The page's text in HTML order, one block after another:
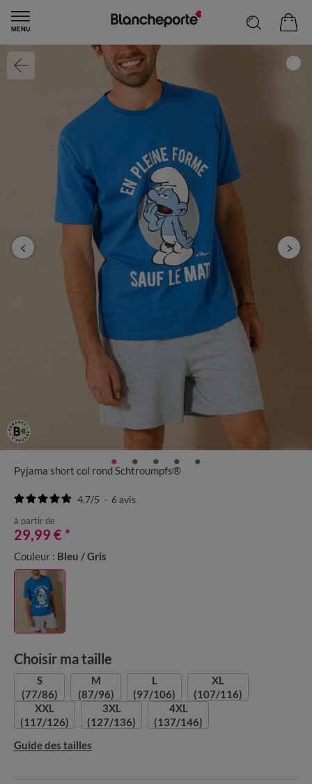
Pyjama short col rond Schtroumpfs®
4.7/5 - 6avis
à partir de
29,99 € *
Couleur : Bleu / Gris
Choisir ma taille
S
(77/86)
M
(87/96)
L
(97/106)
XL
(107/116)
XXL
(117/126)
3XL
(127/136)
4XL
(137/146)
Guide des tailles